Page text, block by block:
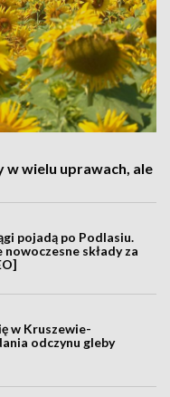
w wielu uprawach, ale
pojadą po Podlasiu.
składy za
w Kruszewie-
odczynu gleby